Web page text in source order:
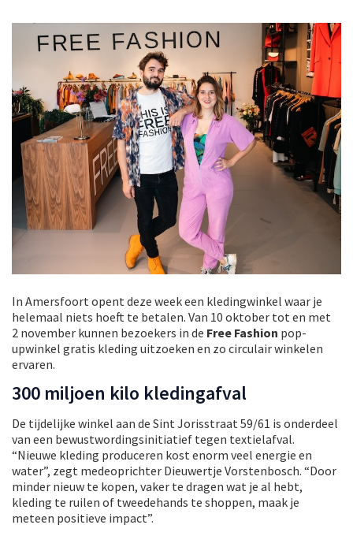
In Amersfoort opent deze week een kledingwinkel waar je
helemaal niets hoeft te betalen. Van 10 oktober tot en met
2 november kunnen bezoekers in de Free Fashion pop-
upwinkel gratis kleding uitzoeken en zo circulair winkelen
ervaren.
300 miljoen kilo kledingafval
De tijdelijke winkel aan de Sint Jorisstraat 59/61 is onderdeel
van een bewustwordingsinitiatief tegen textielafval.
“Nieuwe kleding produceren kost enorm veel energie en
water”, zegt medeoprichter Dieuwertje Vorstenbosch. “Door
minder nieuw te kopen, vaker te dragen wat je al hebt,
kleding te ruilen of tweedehands te shoppen, maak je
meteen positieve impact”.